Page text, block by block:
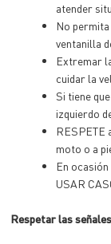
atender
No
ventanilla
Extremar
cuidar la
Si tiene
izquierdo
RESPETE
moto o a
En
USAR
Respetar las